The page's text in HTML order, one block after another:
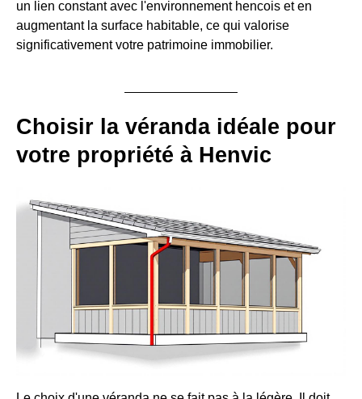
un lien constant avec l'environnement hencois et en
augmentant la surface habitable, ce qui valorise
significativement votre patrimoine immobilier.
Choisir la véranda idéale pour
votre propriété à Henvic